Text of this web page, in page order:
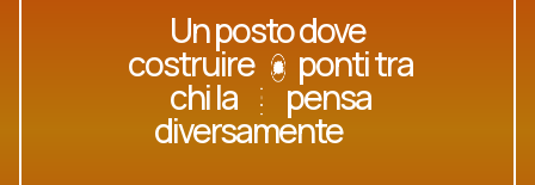
Basement Café
Un postodove
costruire pontitra
chila pensa
diversamente